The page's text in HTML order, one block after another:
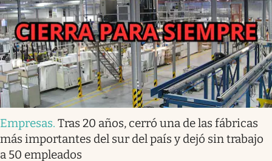
Empresas. Tras 20 años, cerró una de las fábricas
más importantes del sur del país y dejó sin trabajo
a 50 empleados